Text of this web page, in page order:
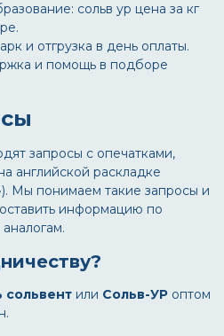
сольв ур цена за кг
и отгрузка в день оплаты.
и помощь в подборе
запросы с опечатками,
английской раскладке
Мы понимаем такие запросы и
информацию по
сольвент или Сольв-УР оптом